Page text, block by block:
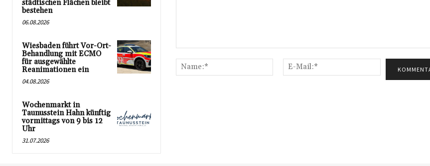
städtischen Flächen bleibt
bestehen
06.08.2026
Wiesbaden führt Vor-Ort-
Behandlung mit ECMO
für ausgewählte
Reanimationen ein
04.08.2026
Wochenmarkt in
Taunusstein Hahn künftig
vormittags von 9 bis 12
Uhr
31.07.2026
Name:*
Mail:*